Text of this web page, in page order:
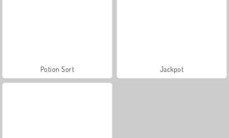
Potion Sort Jackpot